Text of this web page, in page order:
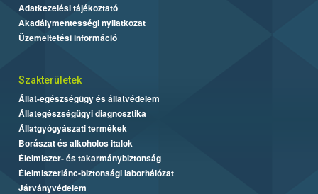
Adatkezelési tájékoztató
Akadálymentességi nyilatkozat
Üzemeltetési információ
Szakterületek
Állat-egészségügy és állatvédelem
Állategészségügyi diagnosztika
Állatgyógyászati termékek
Borászat és alkoholos italok
Élelmiszer- és takarmánybiztonság
Élelmiszerlánc-biztonsági laborhálózat
Járványvédelem